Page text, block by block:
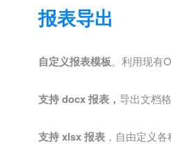
报表导出
自定义报表模板。利用现有
支持 docx 报表， 导出文档
支持 xlsx 报表 ，自由定义